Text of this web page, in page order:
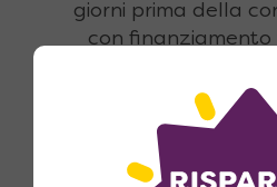
giorni prima della
con finanziamento